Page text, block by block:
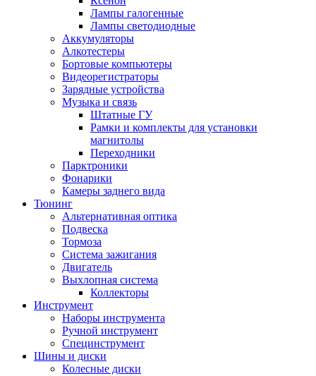
Лампы галогенные
Лампы светодиодные
Аккумуляторы
Алкотестеры
Бортовые компьютеры
Видеорегистраторы
Зарядные устройства
Музыка и связь
Штатные ГУ
Рамки и комплекты для установки
магнитолы
Переходники
Парктроники
Фонарики
Камеры заднего вида
Тюнинг
Альтернативная оптика
Подвеска
Тормоза
Система зажигания
Двигатель
Выхлопная система
Коллекторы
Инструмент
Наборы инструмента
Ручной инструмент
Специнструмент
Шины и диски
Колесные диски